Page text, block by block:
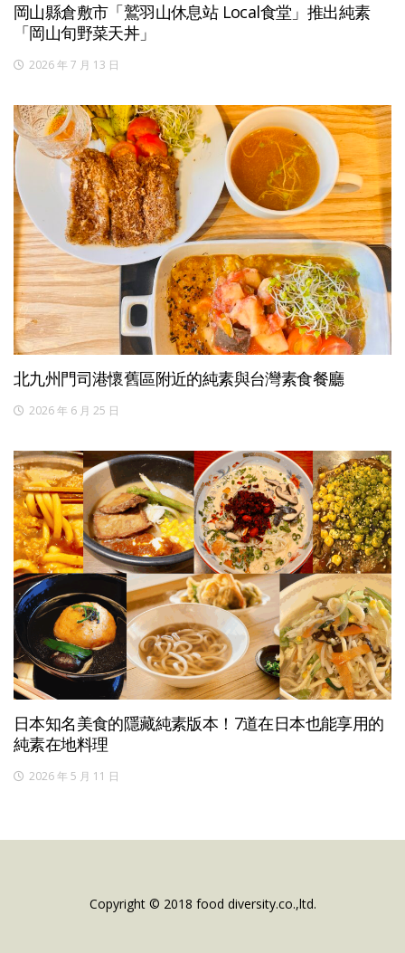
岡山縣倉敷市「鷲羽山休息站 Local食堂」推出純素
「岡山旬野菜天丼」
2026 年 7 月 13 日
北九州門司港懷舊區附近的純素與台灣素食餐廳
2026 年 6 月 25 日
日本知名美食的隱藏純素版本！7道在日本也能享用的
純素在地料理
2026 年 5 月 11 日
Copyright © 2018 food diversity.co.,ltd.